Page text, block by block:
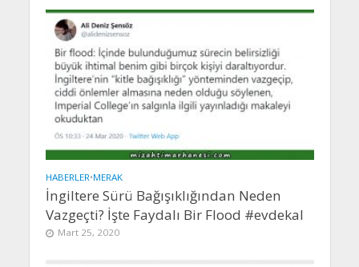
HABERLER•MERAK
İngiltere Sürü Bağışıklığından Neden
Vazgeçti? İşte Faydalı Bir Flood #evdekal
Mart 25, 2020